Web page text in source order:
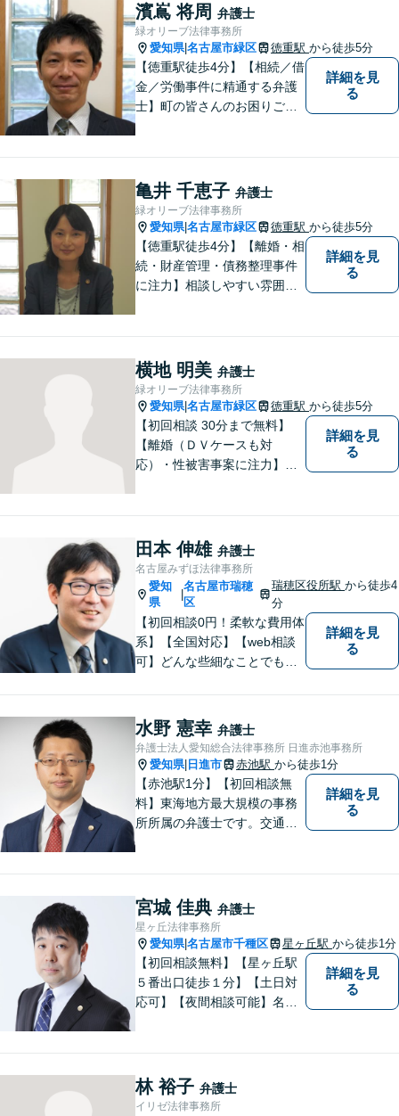
濱嶌 将周 弁護士
緑オリーブ法律事務所
愛知県|名古屋市緑区 徳重駅 から徒歩5分
【徳重駅徒歩4分】【相続／借
金／労働事件に精通する弁護
士】町の皆さんのお困りごと
バー等の情報問題にも意欲高
く取り組みます。お困りごと
があれば。お気軽にご相談く
ださい。
詳細を見
る
亀井 千恵子 弁護士
緑オリーブ法律事務所
愛知県|名古屋市緑区 徳重駅 から徒歩5分
【徳重駅徒歩4分】【離婚・相
続・財産管理・債務整理事件
に注力】相談しやすい雰囲気
詳細を見
る
横地 明美 弁護士
緑オリーブ法律事務所
愛知県|名古屋市緑区 徳重駅 から徒歩5分
【初回相談 30分まで無料】
【離婚（ＤＶケースも対
応）・性被害事案に注力】
詳細を見
る
田本 伸雄 弁護士
名古屋みずほ法律事務所
愛知
県
名古屋市瑞穂
区
瑞穂区役所駅から徒歩4
分
【初回相談0円！柔軟な費用体
系】【全国対応】【web相談
可】どんな些細なことでもお
ターネット／削除請求や開示
請求、利用規約などのトラブ
ルはお任せ！相続／感情面の
納得感を重視します。
詳細を見
る
水野 憲幸 弁護士
弁護士法人愛知総合法律事務所 日進赤池事務所
愛知県| 日進市 赤池駅 から徒歩1分
【赤池駅1分】【初回相談無
料】東海地方最大規模の事務
所所属の弁護士です。交通事
談対応も行っております。ま
ずは、お気軽にお電話くださ
い。
詳細を見
る
宮城 佳典 弁護士
星ヶ丘法律事務所
愛知県|名古屋市千種区 星ヶ丘駅 から徒歩1分
【初回相談無料】【星ヶ丘駅
５番出口徒歩１分】【土日対
応可】【夜間相談可能】名古
詳細を見
る
林 裕子 弁護士
イリゼ法律事務所